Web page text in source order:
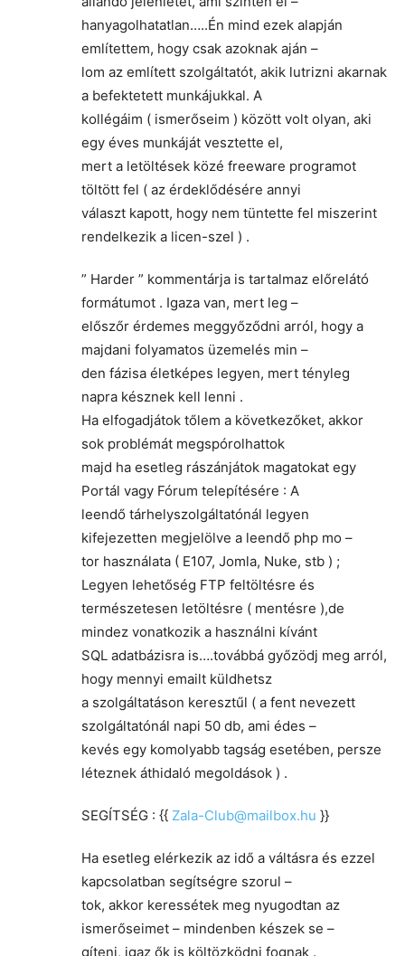
hanyagolhatatlan…..Én mind ezek alapján
említettem, hogy csak azoknak aján –
lom az említett szolgáltatót, akik lutrizni akarnak
a befektetett munkájukkal. A
kollégáim ( ismerőseim ) között volt olyan, aki
egy éves munkáját vesztette el,
mert a letöltések közé freeware programot
töltött fel ( az érdeklődésére annyi
választ kapott, hogy nem tüntette fel miszerint
rendelkezik a licen-szel ) .
” Harder ” kommentárja is tartalmaz előrelátó
formátumot . Igaza van, mert leg –
előszőr érdemes meggyőződni arról, hogy a
majdani folyamatos üzemelés min –
den fázisa életképes legyen, mert tényleg
napra késznek kell lenni .
Ha elfogadjátok tőlem a következőket, akkor
sok problémát megspórolhattok
majd ha esetleg rászánjátok magatokat egy
Portál vagy Fórum telepítésére : A
leendő tárhelyszolgáltatónál legyen
kifejezetten megjelölve a leendő php mo –
tor használata ( E107, Jomla, Nuke, stb ) ;
Legyen lehetőség FTP feltöltésre és
természetesen letöltésre ( mentésre ),de
mindez vonatkozik a használni kívánt
SQL adatbázisra is….továbbá győzödj meg arról,
hogy mennyi emailt küldhetsz
a szolgáltatáson keresztűl ( a fent nevezett
szolgáltatónál napi 50 db, ami édes –
kevés egy komolyabb tagság esetében, persze
léteznek áthidaló megoldások ) .
SEGÍTSÉG : {{ Zala-Club@mailbox.hu }}
Ha esetleg elérkezik az idő a váltásra és ezzel
kapcsolatban segítségre szorul –
tok, akkor keressétek meg nyugodtan az
ismerőseimet – mindenben készek se –
gíteni, igaz ők is költözködni fognak .